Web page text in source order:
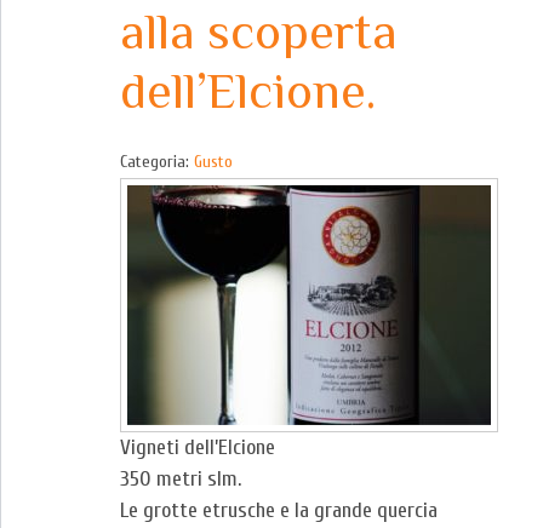
alla scoperta
dell’Elcione.
Categoria: Gusto
Vigneti dell’Elcione
350 metri slm.
Le grotte etrusche e la grande quercia